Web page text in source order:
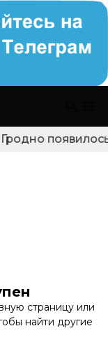
страницу или
найти другие